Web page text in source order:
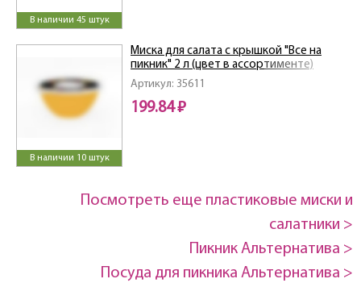
В наличии 45 штук
В наличии 10 штук
Артикул: 35611
Миска для салата с крышкой "Все на
пикник" 2 л (цвет в ассортименте)
199.84 ₽
Посмотреть еще пластиковые миски и
салатники >
Пикник Альтернатива >
Посуда для пикника Альтернатива >